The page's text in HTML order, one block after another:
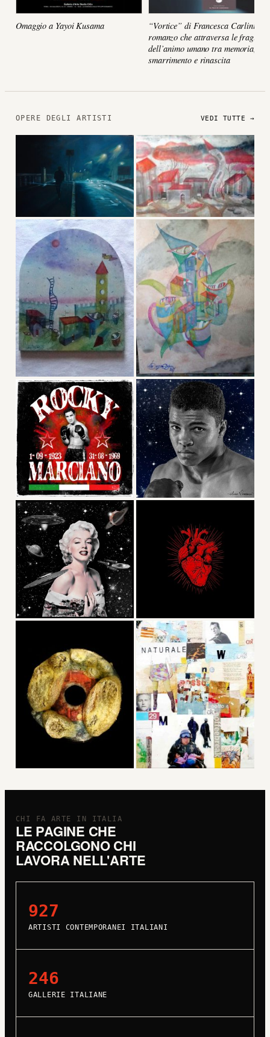
Omaggio a Yayoi Kusama
“Vortice” di Francesca Carlini, un
romanzo che attraversa le fragilità
dell’animo umano tra memoria,
smarrimento e rinascita
OPERE DEGLI ARTISTI VEDI TUTTE →
CHI FA ARTE IN ITALIA
LE PAGINE CHE
RACCOLGONO CHI
LAVORA NELL'ARTE
927
ARTISTI CONTEMPORANEI ITALIANI
246
GALLERIE ITALIANE